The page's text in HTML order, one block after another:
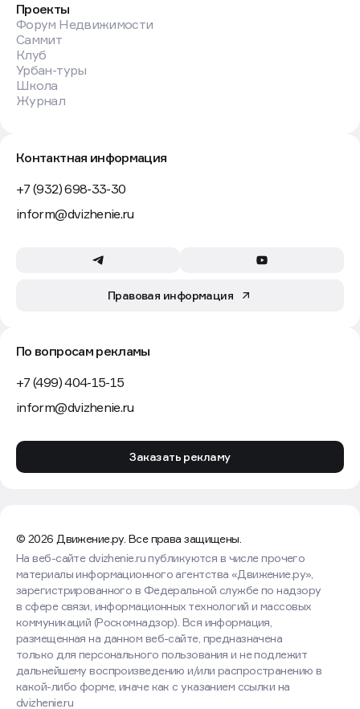
Проекты
Форум Недвижимости
Саммит
Клуб
Урбан-туры
Школа
Журнал
Контактная информация
+7 (932) 698-33-30
inform@dvizhenie.ru
Правовая информация
По вопросам рекламы
+7 (499) 404-15-15
inform@dvizhenie.ru
Заказать рекламу
© 2026 Движение.ру. Все права защищены.
На веб-сайте dvizhenie.ru публикуются в числе прочего
материалы информационного агентства «Движение.ру»,
зарегистрированного в Федеральной службе по надзору
в сфере связи, информационных технологий и массовых
коммуникаций (Роскомнадзор). Вся информация,
размещенная на данном веб-сайте, предназначена
только для персонального пользования и не подлежит
дальнейшему воспроизведению и/или распространению в
какой-либо форме, иначе как с указанием ссылки на
dvizhenie.ru